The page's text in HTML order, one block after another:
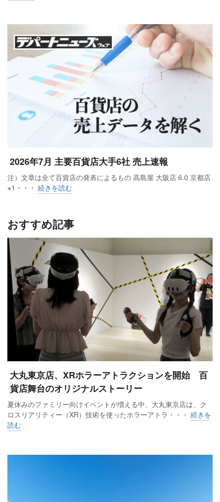
2026年7月 主要百貨店大手6社 売上速報
注）文章は全て百貨店の発表によるもの 高島屋 大阪店 6.0 京都店
※1・・・ 続きを読む
おすすめ記事
大丸東京店、XRホラーアトラクションを開始 百
貨店舞台のオリジナルストーリー
夏休みのファミリー向けイベントが増える中、大丸東京店は、ク
ロスリアリティー（XR）技術を使ったホラーアトラ・・・ 続きを
読む